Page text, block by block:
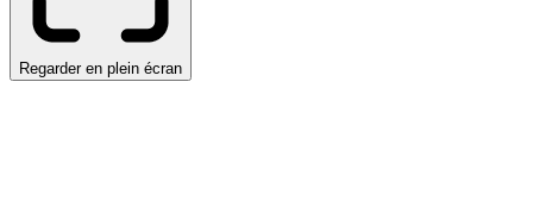
Regarder en plein écran